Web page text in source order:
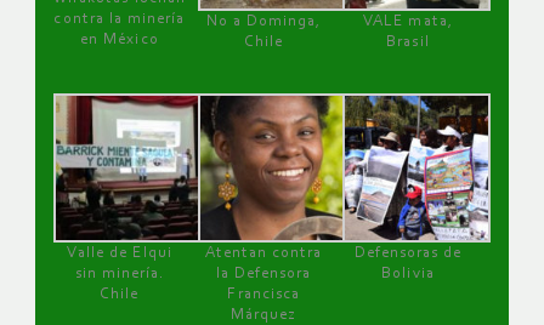
contra la minería
en México
No a Dominga,
Chile
VALE mata,
Brasil
Valle de Elqui
sin minería.
Chile
Atentan contra
la Defensora
Francisca
Márquez
Defensoras de
Bolivia